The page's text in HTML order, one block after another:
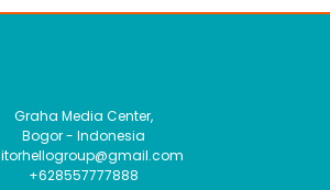
Graha Media Center,
Bogor - Indonesia
+628557777888